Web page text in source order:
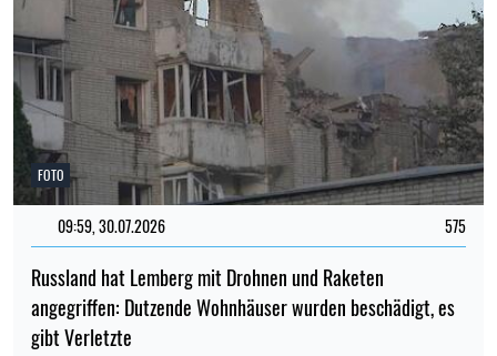
FOTO
09:59, 30.07.2026 575
Russland hat Lemberg mit Drohnen und Raketen
angegriffen: Dutzende Wohnhäuser wurden beschädigt, es
gibt Verletzte